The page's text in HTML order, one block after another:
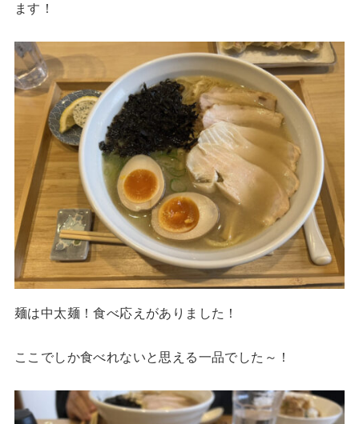
ます！
麺は中太麺！食べ応えがありました！
ここでしか食べれないと思える一品でした～！